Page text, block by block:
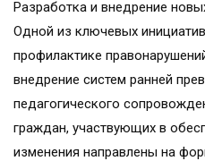
Разработка и внедрение
Одной из ключевых
профилактике
внедрение систем ранней
педагогического
граждан, участвующих в
изменения направлены на